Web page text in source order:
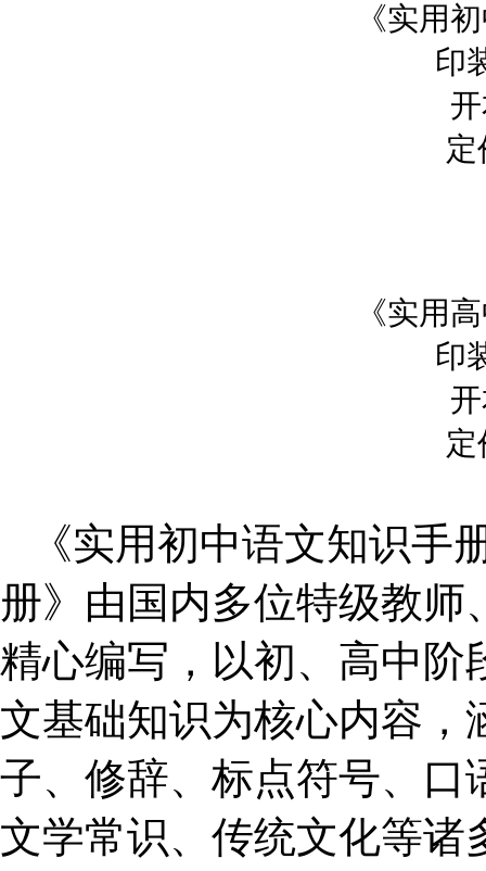
《实用
印
定
《实用
印
定
《实用初中语文知识手
册》由国内多位特级教
精心编写，以初、高中阶
文基础知识为核心内容，
子、修辞、标点符号、口
文学常识、传统文化等诸